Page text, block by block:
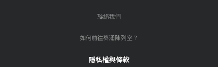
聯絡我們
如何前往葵涌陳列室？
隱私權與條款